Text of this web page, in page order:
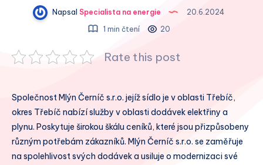
Napsal Specialista na energie
20.6.2024
1 min čtení
20
Rate this post
Společnost Mlýn Černíč s.r.o. jejíž sídlo je v oblasti Třebíč,
okres Třebíč nabízí služby v oblasti dodávek elektřiny a
plynu. Poskytuje širokou škálu ceníků, které jsou přizpůsobeny
různým potřebám zákazníků. Mlýn Černíč s.r.o. se zaměřuje
na spolehlivost svých dodávek a usiluje o modernizaci své